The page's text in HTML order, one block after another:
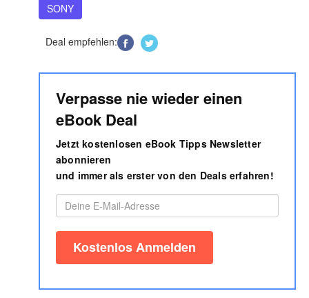
SONY
Deal empfehlen:
Verpasse nie wieder einen
eBook Deal
Jetzt kostenlosen eBook Tipps Newsletter
abonnieren
und immer als erster von den Deals erfahren!